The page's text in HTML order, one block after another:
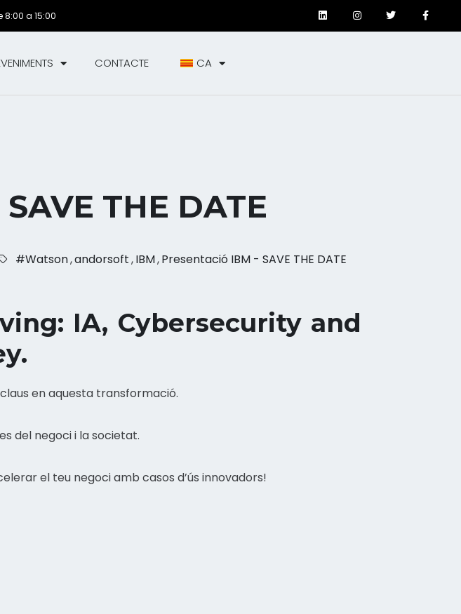
8:00 a 15:00
CONTACTE CA
THE DATE
#Watson,andorsoft,IBM,Presentació IBM - SAVE THE DATE
IA, Cybersecurity and
en aquesta transformació.
del negoci i la societat.
el teu negoci amb casos d’ús innovadors!